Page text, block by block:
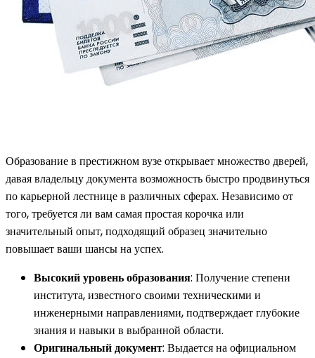
Образование в престижном вузе открывает множество дверей,
давая владельцу документа возможность быстро продвинуться
по карьерной лестнице в различных сферах. Независимо от
того, требуется ли вам самая простая корочка или
значительный опыт, подходящий образец значительно
повышает ваши шансы на успех.
Высокий уровень образования: Получение степени
института, известного своими техническими и
инженерными направлениями, подтверждает глубокие
знания и навыки в выбранной области.
Оригинальный документ: Выдается на официальном